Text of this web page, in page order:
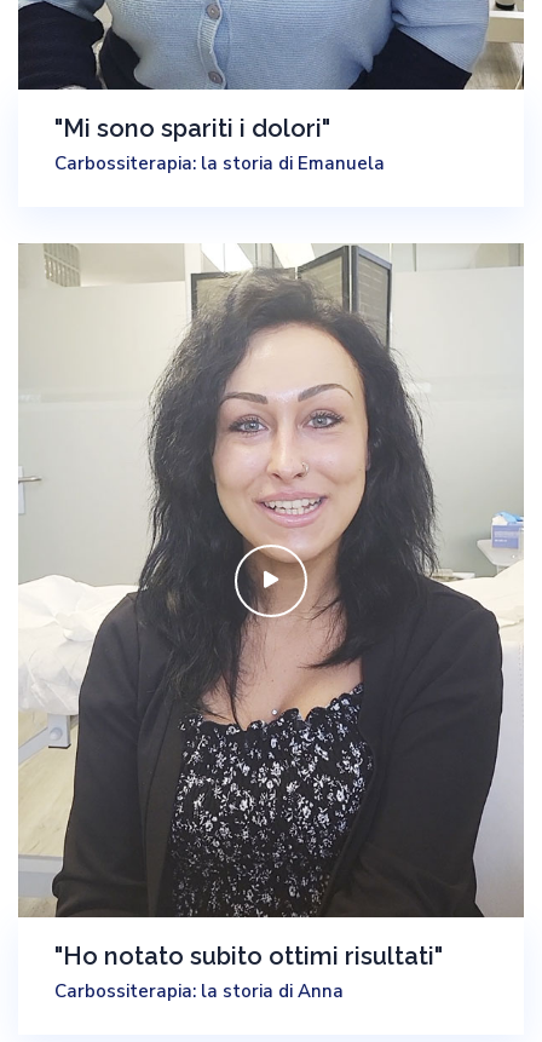
"Mi sono spariti i dolori"
Carbossiterapia: la storia di Emanuela
"Ho notato subito ottimi risultati"
Carbossiterapia: la storia di Anna